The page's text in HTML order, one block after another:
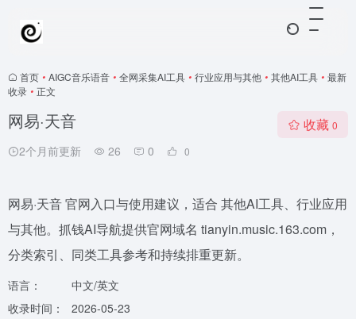
首页 • AIGC音乐语音 • 全网采集AI工具 • 行业应用与其他 • 其他AI工具 • 最新
收录 • 正文
网易·天音
2个月前更新 26 0 0
收藏 0
网易·天音 官网入口与使用建议，适合 其他AI工具、行业应用
与其他。抓钱AI导航提供官网域名 tianyin.music.163.com，
分类索引、同类工具参考和持续排重更新。
语言：
中文/英文
收录时间：
2026-05-23